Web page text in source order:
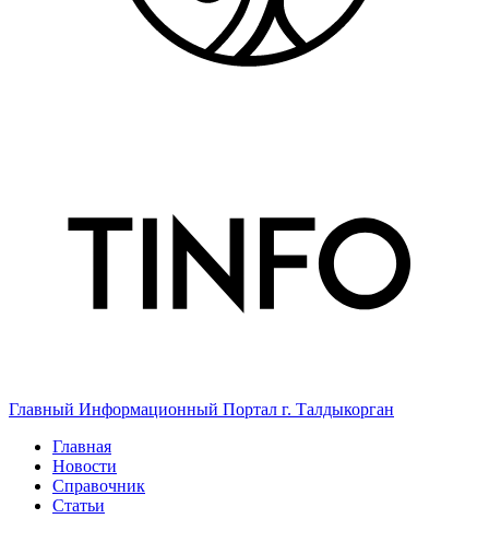
Главный Информационный Портал г. Талдыкорган
Главная
Новости
Справочник
Статьи